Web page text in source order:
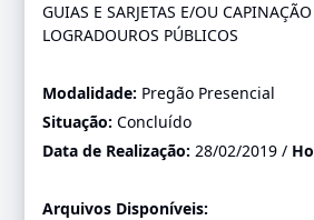
GUIAS E SARJETAS E/OU
LOGRADOUROS PÚBLICOS
Modalidade: Pregão Presencial
Situação:Concluído
Data de Realização:28/02/2019 /
Arquivos Disponíveis: